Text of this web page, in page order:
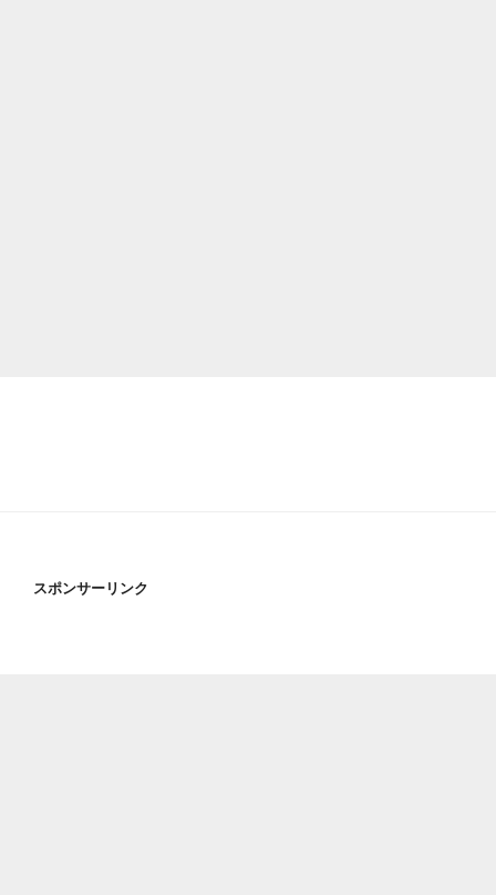
スポンサーリンク